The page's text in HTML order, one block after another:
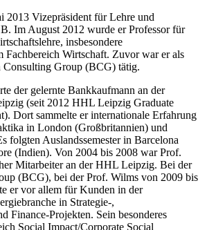
2013 Vizepräsident für Lehre und
Im August 2012 wurde er Professor für
insbesondere
Fachbereich Wirtschaft. Zuvor war er als
Consulting Group (BCG) tätig.
der gelernte Bankkaufmann an der
(seit 2012 HHL Leipzig Graduate
Dort sammelte er internationale Erfahrung
in London (Großbritannien) und
folgten Auslandssemester in Barcelona
(Indien). Von 2004 bis 2008 war Prof.
Mitarbeiter an der HHL Leipzig. Bei der
(BCG), bei der Prof. Wilms von 2009 bis
er vor allem für Kunden in der
in Strategie-,
Finance-Projekten. Sein besonderes
Social Impact/Corporate Social